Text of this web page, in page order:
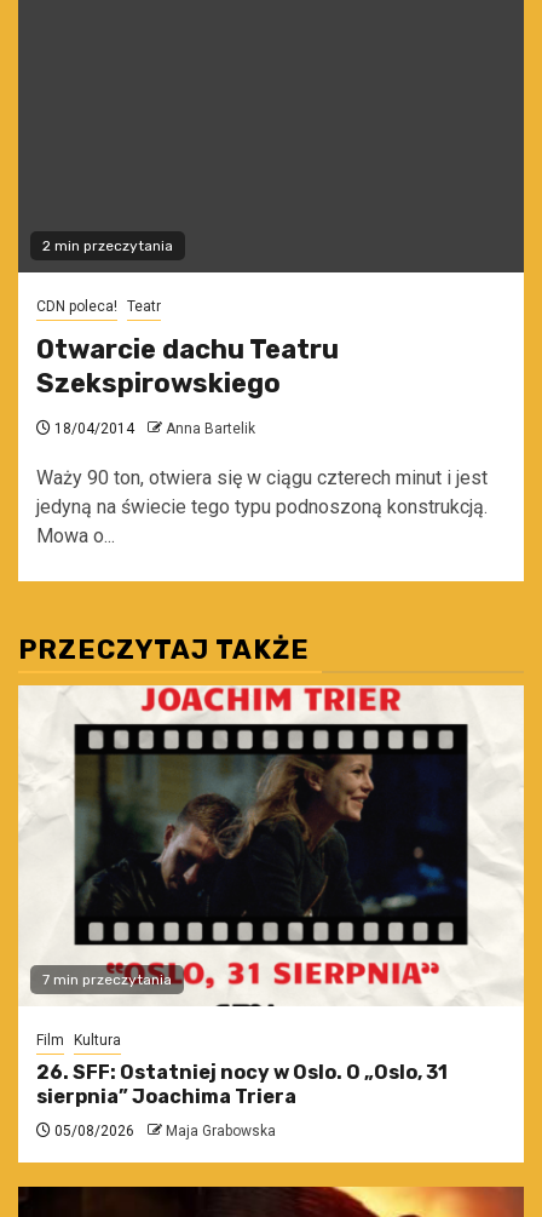
2 min przeczytania
CDN poleca! Teatr
Otwarcie dachu Teatru
Szekspirowskiego
18/04/2014 Anna Bartelik
Waży 90 ton, otwiera się w ciągu czterech minut i jest
jedyną na świecie tego typu podnoszoną konstrukcją.
Mowa o...
PRZECZYTAJ TAKŻE
7 min przeczytania
Film Kultura
26. SFF: Ostatniej nocy w Oslo. O „Oslo, 31
sierpnia” Joachima Triera
05/08/2026 Maja Grabowska